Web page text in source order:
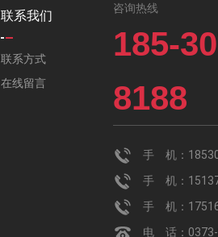
联系我们
联系方式
在线留言
咨询热线
185-
8188
手 机：
手 机：
手 机：
电 话：0373-